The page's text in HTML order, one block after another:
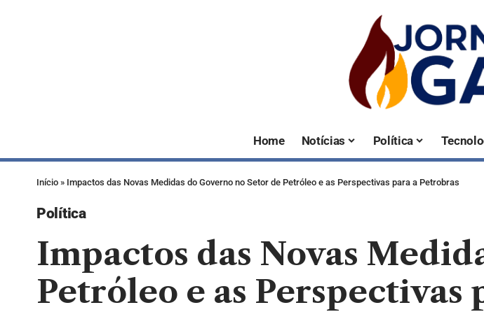
Home Notícias Política
Início » Impactos das Novas Medidas do Governo no Setor de Petróleo e as Perspectivas para a Petrobras
Política
Impactos das Novas
Petróleo e as Perspectivas